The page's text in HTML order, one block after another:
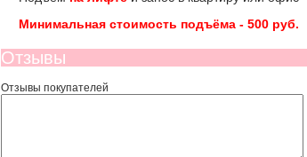
Минимальная стоимость подъёма - 500 руб.
Отзывы
Отзывы покупателей